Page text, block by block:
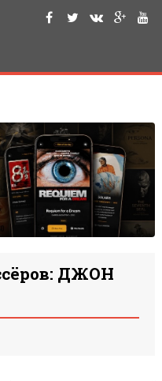
ДЖОН